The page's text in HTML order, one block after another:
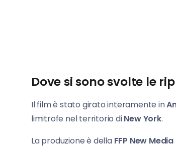
Dove si sono svolte le
Il film è stato girato interamente in
limitrofe nel territorio diNew York.
La produzione è della FFP New